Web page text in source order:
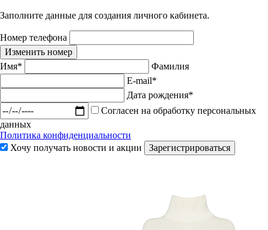
Заполните данные для создания личного кабинета.
Номер телефона
Изменить номер
Имя*
Фамилия
E-mail*
Дата рождения*
Согласен на обработку персональных
данных
Политика конфиденциальности
Хочу получать новости и акции
Зарегистрироваться